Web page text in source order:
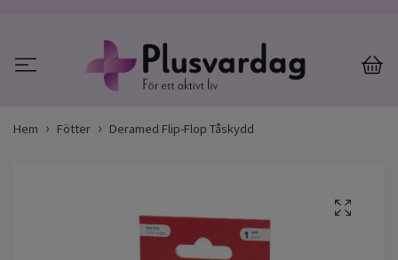
Hem Fötter Deramed Flip-Flop Tåskydd